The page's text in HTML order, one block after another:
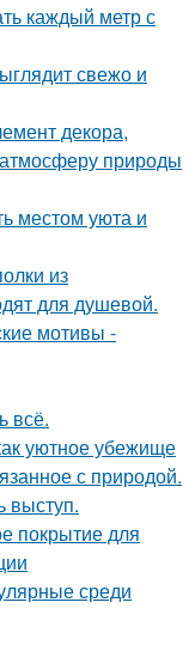
каждый метр с
свежо и
декора,
природы
местом уюта и
из
для душевой.
мотивы -
всё.
уютное убежище
с природой.
выступ.
покрытие для
среди